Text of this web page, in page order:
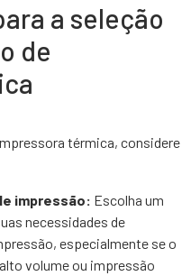
a seleção
de
térmica, considere
impressão: Escolha um
necessidades de
especialmente se o
volume ou impressão